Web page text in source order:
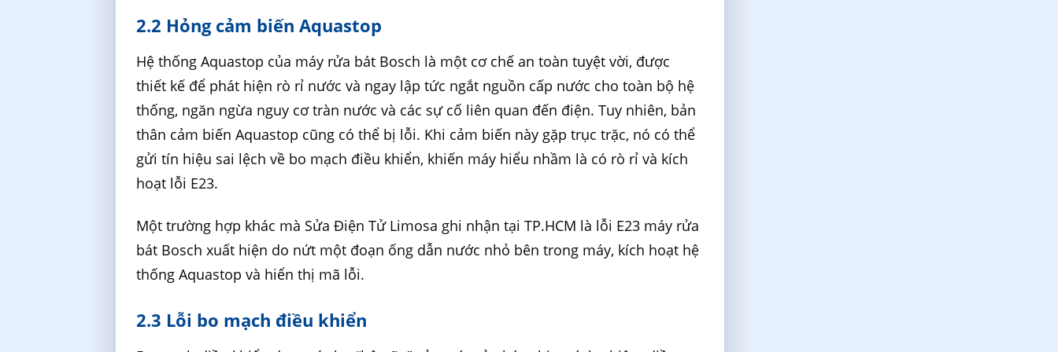
2.2 Hỏng cảm biến Aquastop
Hệ thống Aquastop của máy rửa bát Bosch là một cơ chế an toàn tuyệt vời, được
thiết kế để phát hiện rò rỉ nước và ngay lập tức ngắt nguồn cấp nước cho toàn bộ hệ
thống, ngăn ngừa nguy cơ tràn nước và các sự cố liên quan đến điện. Tuy nhiên, bản
thân cảm biến Aquastop cũng có thể bị lỗi. Khi cảm biến này gặp trục trặc, nó có thể
gửi tín hiệu sai lệch về bo mạch điều khiển, khiến máy hiểu nhầm là có rò rỉ và kích
hoạt lỗi E23.
Một trường hợp khác mà Sửa Điện Tử Limosa ghi nhận tại TP.HCM là lỗi E23 máy rửa
bát Bosch xuất hiện do nứt một đoạn ống dẫn nước nhỏ bên trong máy, kích hoạt hệ
thống Aquastop và hiển thị mã lỗi.
2.3 Lỗi bo mạch điều khiển